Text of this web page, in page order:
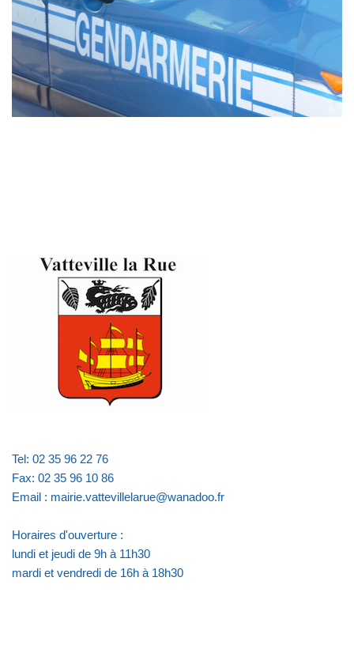
Tel: 02 35 96 22 76
Fax: 02 35 96 10 86
Email : mairie.vattevillelarue@wanadoo.fr
Horaires d'ouverture :
lundi et jeudi de 9h à 11h30
mardi et vendredi de 16h à 18h30